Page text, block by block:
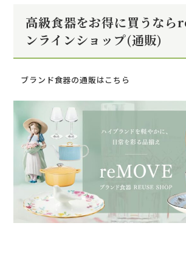
高級食器をお得に買うな
ンラインショップ(通販)
ブランド食器の通販はこちら